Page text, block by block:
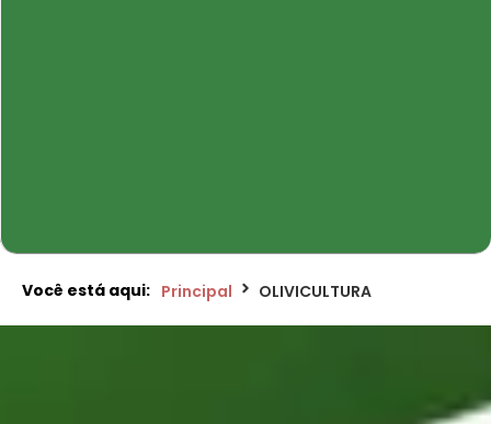
Você está aqui: Principal OLIVICULTURA